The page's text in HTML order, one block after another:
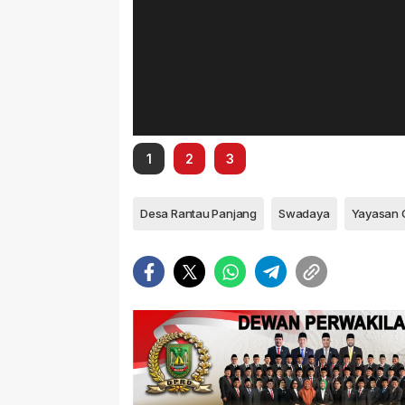
1 2 3
Desa Rantau Panjang Swadaya Yayasan